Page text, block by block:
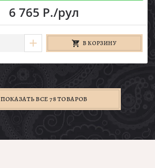
6 765 Р./рул
В КОРЗИНУ
ПОКАЗАТЬ ВСЕ 78 ТОВАРОВ